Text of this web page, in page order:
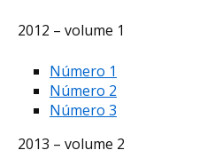
2012 – volume 1
Número 1
Número 2
Número 3
2013 – volume 2